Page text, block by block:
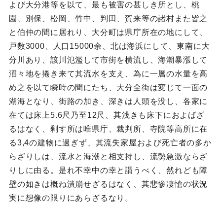
よび大分港等を以て、最も被害の甚しき所とし、桃
園、別保、松岡、竹中、判田、賀来等の諸村また皆之
と伯仲の間に居れり、大分町は県庁所在の地にして、
戸数3000、人口15000余、北は海浜にして、東南に大
分川あり、該川氾濫して市街を横流し、海潮暴漲して
滔々地を捲き来て其流水を支え、為に一層の水量を高
め之を以て瞬時の間にたち、大分全街は変じて一面の
湖海となり、街路の加き、深きは人頭を没し、各家に
在ては床上5.6尺乃至12尺、其浅きも床下におよばざ
るはなく、剰す所は唯県庁、裁判所、寺院等高所に在
る3,4の建物に過ぎず、其流失家屋および死亡者の多か
らざりしは、流水と海潮と相支持し、流勢急激ならざ
りしに由る。是れ不幸中の幸と謂うべく、然れども障
壁の如きは概ね潰崩せざるはなく、其悲惨凄愴の状況
実に想像の限りにあらざるなり。